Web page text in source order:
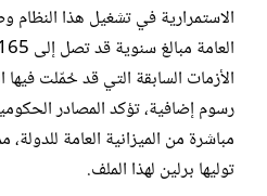
الاستمرارية في تشغيل هذا النظام
الأزمات السابقة التي قد حُمّلت فيها
رسوم إضافية، تؤكد المصادر
مباشرة من الميزانية العامة للدولة،
توليها برلين لهذا الملف.